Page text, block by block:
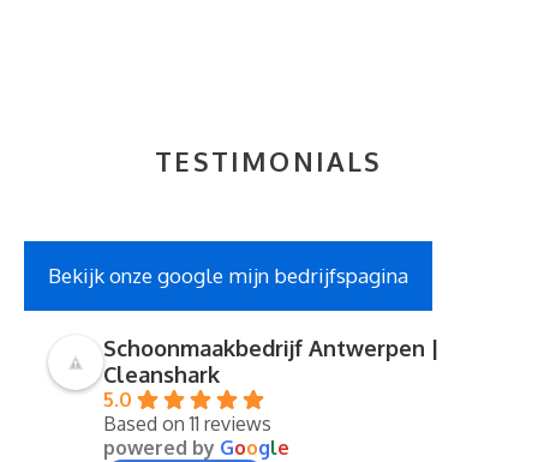
TESTIMONIALS
Bekijk onze google mijn bedrijfspagina
Schoonmaakbedrijf Antwerpen |
Cleanshark
5.0
Based on 11 reviews
powered by Google